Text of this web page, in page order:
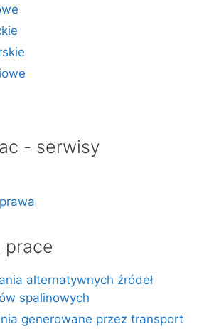
- serwisy
prace
alternatywnych źródeł
spalinowych
generowane przez transport